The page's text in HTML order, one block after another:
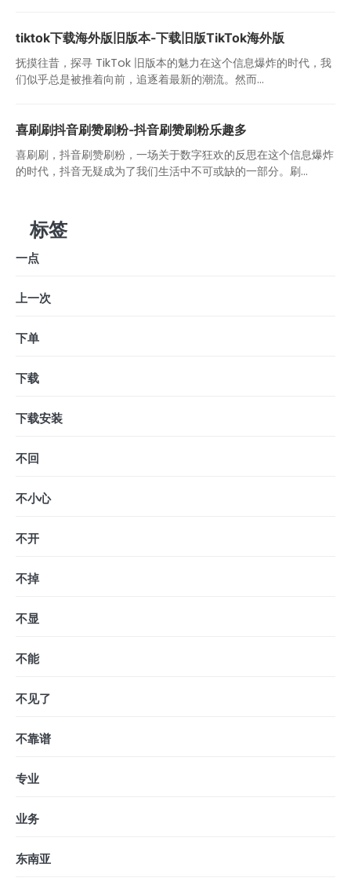
tiktok下载海外版旧版本-下载旧版TikTok海外版
抚摸往昔，探寻 TikTok 旧版本的魅力在这个信息爆炸的时代，我
们似乎总是被推着向前，追逐着最新的潮流。然而...
喜刷刷抖音刷赞刷粉-抖音刷赞刷粉乐趣多
喜刷刷，抖音刷赞刷粉，一场关于数字狂欢的反思在这个信息爆炸
的时代，抖音无疑成为了我们生活中不可或缺的一部分。刷...
标签
一点
上一次
下单
下载
下载安装
不回
不小心
不开
不掉
不显
不能
不见了
不靠谱
专业
业务
东南亚